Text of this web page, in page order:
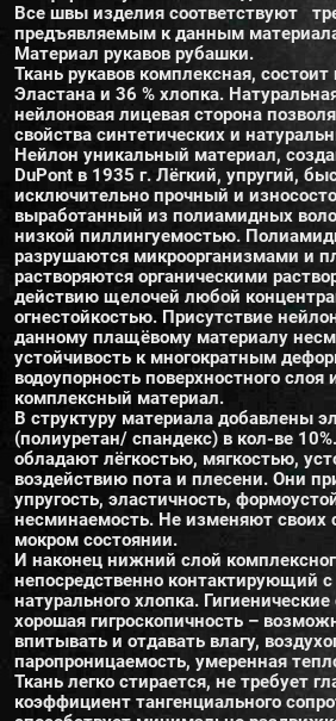
Все швы изделия соответствуют
предъявляемым к данным
Материал рукавов рубашки.
Ткань рукавов комплексная,
Эластана и 36 % хлопка.
нейлоновая лицевая сторона
свойства синтетических и
Нейлон уникальный материал,
DuPont в 1935 г. Лёгкий, упругий,
исключительно прочный и
выработанный из полиамидных
низкой пиллингуемостью.
разрушаются микроорганизмами и
растворяются органическими
действию щелочей любой
огнестойкостью. Присутствие
данному плащёвому материалу
устойчивость к многократным
водоупорность поверхностного слоя
комплексный материал.
В структуру материала добавлены
(полиуретан/ спандекс) в кол-ве
обладают лёгкостью, мягкостью,
воздействию пота и плесени. Они
упругость, эластичность,
несминаемость. Не изменяют своих
мокром состоянии.
И наконец нижний слой
непосредственно контактирующий
натурального хлопка.
хорошая гигроскопичность –
впитывать и отдавать влагу,
паропроницаемость, умеренная
Ткань легко стирается, не требует
коэффициент тангенциального